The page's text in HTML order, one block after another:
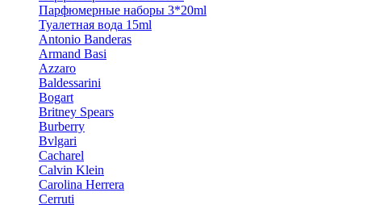
Парфюмерные наборы 3*20ml
Туалетная вода 15ml
Antonio Banderas
Armand Basi
Azzaro
Baldessarini
Bogart
Britney Spears
Burberry
Bvlgari
Cacharel
Calvin Klein
Carolina Herrera
Cerruti